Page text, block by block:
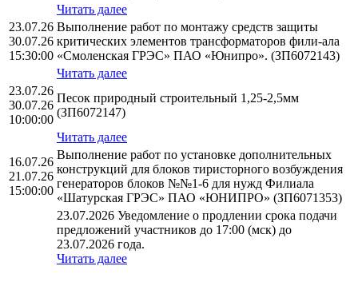
Читать далее
23.07.26
30.07.26
15:30:00
Выполнение работ по монтажу средств защиты
критических элементов трансформаторов фили-ала
«Смоленская ГРЭС» ПАО «Юнипро». (ЗП6072143)
Читать далее
23.07.26
30.07.26
10:00:00
Песок природный строительный 1,25-2,5мм
(ЗП6072147)
Читать далее
16.07.26
21.07.26
15:00:00
Выполнение работ по установке дополнительных
конструкций для блоков тиристорного возбуждения
генераторов блоков №№1-6 для нужд Филиала
«Шатурская ГРЭС» ПАО «ЮНИПРО» (ЗП6071353)
23.07.2026 Уведомление о продлении срока подачи
предложений участников до 17:00 (мск) до
23.07.2026 года.
Читать далее